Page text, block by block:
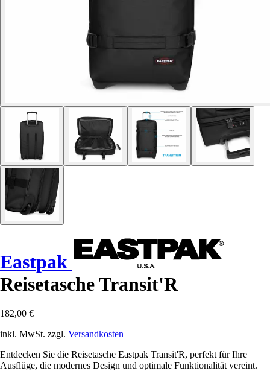
Eastpak
Reisetasche Transit'R
182,00 €
inkl. MwSt. zzgl. Versandkosten
Entdecken Sie die Reisetasche Eastpak Transit'R, perfekt für Ihre
Ausflüge, die modernes Design und optimale Funktionalität vereint.